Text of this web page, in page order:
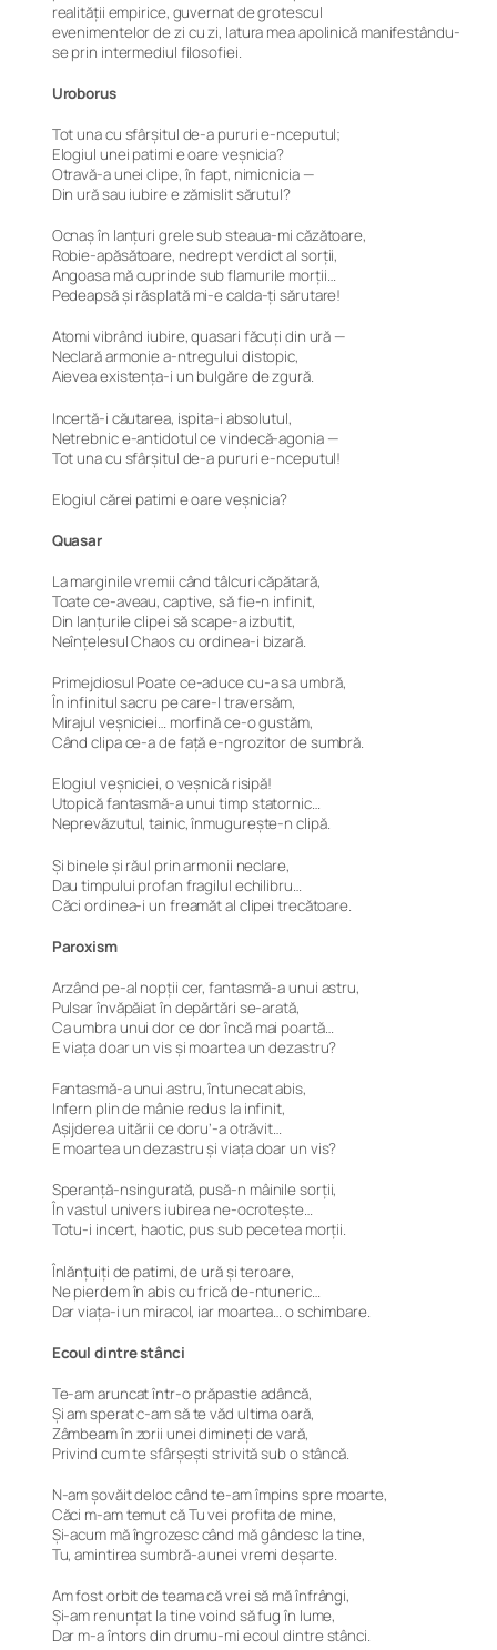
realității empirice, guvernat de grotescul
evenimentelor de zi cu zi, latura mea apolinică manifestându-
se prin intermediul filosofiei.
Uroborus
Tot una cu sfârșitul de-a pururi e-nceputul;
Elogiul unei patimi e oare veșnicia?
Otravă-a unei clipe, în fapt, nimicnicia —
Din ură sau iubire e zămislit sărutul?
Ocnaș în lanțuri grele sub steaua-mi căzătoare,
Robie-apăsătoare, nedrept verdict al sorții,
Angoasa mă cuprinde sub flamurile morții…
Pedeapsă și răsplată mi-e calda-ți sărutare!
Atomi vibrând iubire, quasari făcuți din ură —
Neclară armonie a-ntregului distopic,
Aievea existența-i un bulgăre de zgură.
Incertă-i căutarea, ispita-i absolutul,
Netrebnic e-antidotul ce vindecă-agonia —
Tot una cu sfârșitul de-a pururi e-nceputul!
Elogiul cărei patimi e oare veșnicia?
Quasar
La marginile vremii când tâlcuri căpătară,
Toate ce-aveau, captive, să fie-n infinit,
Din lanțurile clipei să scape-a izbutit,
Neînțelesul Chaos cu ordinea-i bizară.
Primejdiosul Poate ce-aduce cu-a sa umbră,
În infinitul sacru pe care-l traversăm,
Mirajul veșniciei… morfină ce-o gustăm,
Când clipa ce-a de față e-ngrozitor de sumbră.
Elogiul veșniciei, o veșnică risipă!
Utopică fantasmă-a unui timp statornic…
Neprevăzutul, tainic, înmugurește-n clipă.
Și binele și răul prin armonii neclare,
Dau timpului profan fragilul echilibru…
Căci ordinea-i un freamăt al clipei trecătoare.
Paroxism
Arzând pe-al nopții cer, fantasmă-a unui astru,
Pulsar învăpăiat în depărtări se-arată,
Ca umbra unui dor ce dor încă mai poartă…
E viața doar un vis și moartea un dezastru?
Fantasmă-a unui astru, întunecat abis,
Infern plin de mânie redus la infinit,
Așijderea uitării ce doru’-a otrăvit…
E moartea un dezastru și viața doar un vis?
Speranță-nsingurată, pusă-n mâinile sorții,
În vastul univers iubirea ne-ocrotește…
Totu-i incert, haotic, pus sub pecetea morții.
Înlănțuiți de patimi, de ură și teroare,
Ne pierdem în abis cu frică de-ntuneric…
Dar viața-i un miracol, iar moartea… o schimbare.
Ecoul dintre stânci
Te-am aruncat într-o prăpastie adâncă,
Și am sperat c-am să te văd ultima oară,
Zâmbeam în zorii unei dimineți de vară,
Privind cum te sfârșești strivită sub o stâncă.
N-am șovăit deloc când te-am împins spre moarte,
Căci m-am temut că Tu vei profita de mine,
Și-acum mă îngrozesc când mă gândesc la tine,
Tu, amintirea sumbră-a unei vremi deșarte.
Am fost orbit de teama că vrei să mă înfrângi,
Și-am renunțat la tine voind să fug în lume,
Dar m-a întors din drumu-mi ecoul dintre stânci.